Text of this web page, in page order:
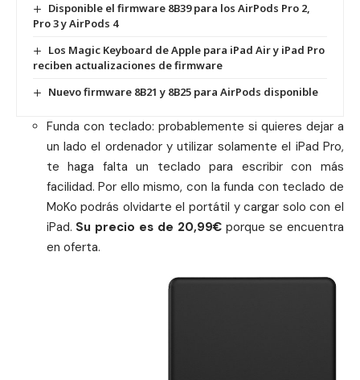
Disponible el firmware 8B39 para los AirPods Pro 2,
Pro 3 y AirPods 4
Los Magic Keyboard de Apple para iPad Air y iPad Pro
reciben actualizaciones de firmware
Nuevo firmware 8B21 y 8B25 para AirPods disponible
Funda con teclado: probablemente si quieres dejar a
un lado el ordenador y utilizar solamente el iPad Pro,
te haga falta un teclado para escribir con más
facilidad. Por ello mismo, con la funda con teclado de
MoKo podrás olvidarte el portátil y cargar solo con el
iPad. Su precio es de 20,99€ porque se encuentra
en oferta.